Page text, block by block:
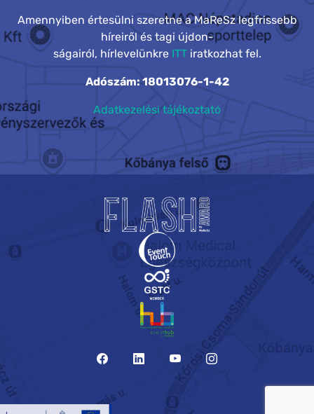
Amennyiben értesülni szeretne a MaReSz legfrissebb
híreiről és tagi újdon-
ságairól, hírlevelünkre ITTiratkozhat fel.
Adószám: 18013076-1-42
Adatkezelési tájékoztató